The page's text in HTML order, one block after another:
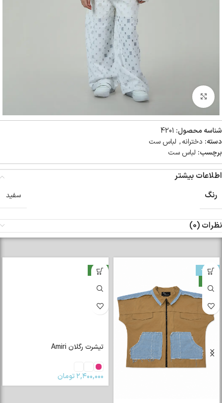
بزرگنمایی تصویر
شناسه محصول: 4201
دسته: دخترانه, لباس ست
برچسب: لباس ست
اطلاعات بیشتر
رنگ
سفید
نظرات (0)
-33%
جدید
تیشرت رگلان Amiri
۲,۴۰۰,۰۰۰تومان